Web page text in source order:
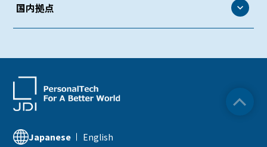
国内拠点
海老名 Ｒ&Ｄセンター
Japanese English